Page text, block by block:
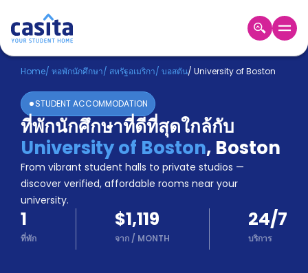
Home TH USD
เข้าสู่
ระบบ
Booking
Accommodation
About
us
Blog
Refer
And
Earn
Become
Home/ หอพักนักศึกษา/ สหรัฐอเมริกา/ บอสตัน/ University of Boston
STUDENT ACCOMMODATION
ที่พักนักศึกษาที่ดีที่สุดใกล้กับ
University of Boston, Boston
From vibrant student halls to private studios —
discover verified, affordable rooms near your
university.
1
ที่พัก
$1,119
จาก / MONTH
24/7
บริการ